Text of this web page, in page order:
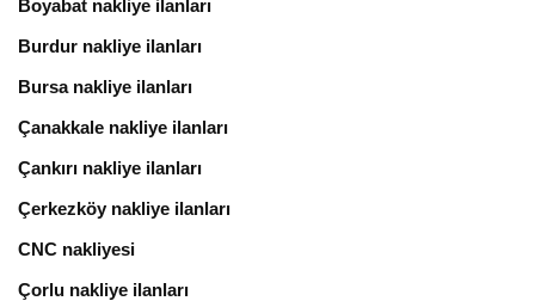
Boyabat nakliye ilanları
Burdur nakliye ilanları
Bursa nakliye ilanları
Çanakkale nakliye ilanları
Çankırı nakliye ilanları
Çerkezköy nakliye ilanları
CNC nakliyesi
Çorlu nakliye ilanları